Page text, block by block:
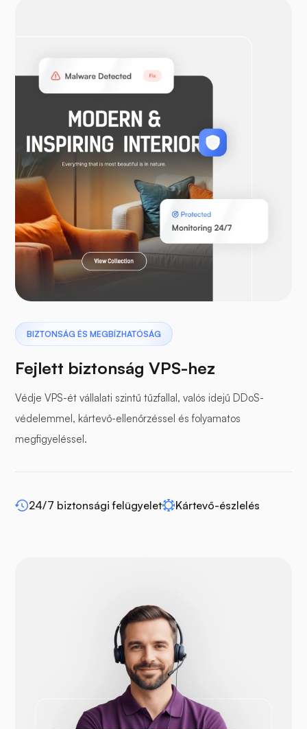
WooCommerce
Laravel
Szárnyas gyík
Drupal
OpenCart
BIZTONSÁG ÉS MEGBÍZHATÓSÁG
Fejlett biztonság VPS-hez
Védje VPS-ét vállalati szintű tűzfallal, valós idejű DDoS-
védelemmel, kártevő-ellenőrzéssel és folyamatos
megfigyeléssel.
24/7 biztonsági felügyelet Kártevő-észlelés